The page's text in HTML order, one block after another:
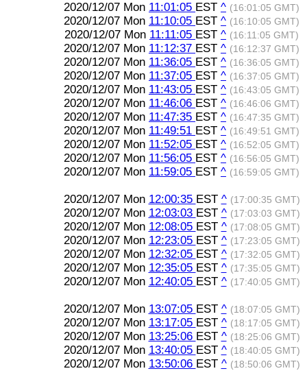
2020/12/07 Mon 11:01:05 EST ^ (16:01:05 GMT)
2020/12/07 Mon 11:10:05 EST ^ (16:10:05 GMT)
2020/12/07 Mon 11:11:05 EST ^ (16:11:05 GMT)
2020/12/07 Mon 11:12:37 EST ^ (16:12:37 GMT)
2020/12/07 Mon 11:36:05 EST ^ (16:36:05 GMT)
2020/12/07 Mon 11:37:05 EST ^ (16:37:05 GMT)
2020/12/07 Mon 11:43:05 EST ^ (16:43:05 GMT)
2020/12/07 Mon 11:46:06 EST ^ (16:46:06 GMT)
2020/12/07 Mon 11:47:35 EST ^ (16:47:35 GMT)
2020/12/07 Mon 11:49:51 EST ^ (16:49:51 GMT)
2020/12/07 Mon 11:52:05 EST ^ (16:52:05 GMT)
2020/12/07 Mon 11:56:05 EST ^ (16:56:05 GMT)
2020/12/07 Mon 11:59:05 EST ^ (16:59:05 GMT)
2020/12/07 Mon 12:00:35 EST ^ (17:00:35 GMT)
2020/12/07 Mon 12:03:03 EST ^ (17:03:03 GMT)
2020/12/07 Mon 12:08:05 EST ^ (17:08:05 GMT)
2020/12/07 Mon 12:23:05 EST ^ (17:23:05 GMT)
2020/12/07 Mon 12:32:05 EST ^ (17:32:05 GMT)
2020/12/07 Mon 12:35:05 EST ^ (17:35:05 GMT)
2020/12/07 Mon 12:40:05 EST ^ (17:40:05 GMT)
2020/12/07 Mon 13:07:05 EST ^ (18:07:05 GMT)
2020/12/07 Mon 13:17:05 EST ^ (18:17:05 GMT)
2020/12/07 Mon 13:25:06 EST ^ (18:25:06 GMT)
2020/12/07 Mon 13:40:05 EST ^ (18:40:05 GMT)
2020/12/07 Mon 13:50:06 EST ^ (18:50:06 GMT)